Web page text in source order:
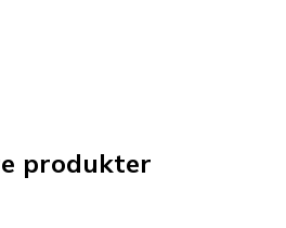
produkter